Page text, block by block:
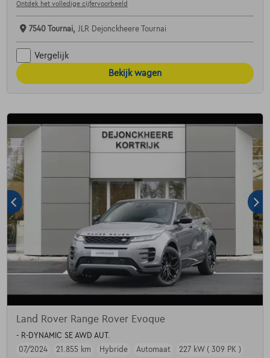
Ontdek het volledige cijfervoorbeeld
7540 Tournai, JLR Dejonckheere Tournai
Vergelijk
Bekijk wagen
Land Rover Range Rover Evoque
- R-DYNAMIC SE AWD AUT.
07/2024
21.855 km Hybride Automaat 227 kW ( 309 PK )